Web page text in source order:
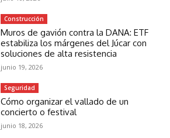
Construcción
Muros de gavión contra la DANA: ETF
estabiliza los márgenes del Júcar con
soluciones de alta resistencia
junio 19, 2026
Seguridad
Cómo organizar el vallado de un
concierto o festival
junio 18, 2026